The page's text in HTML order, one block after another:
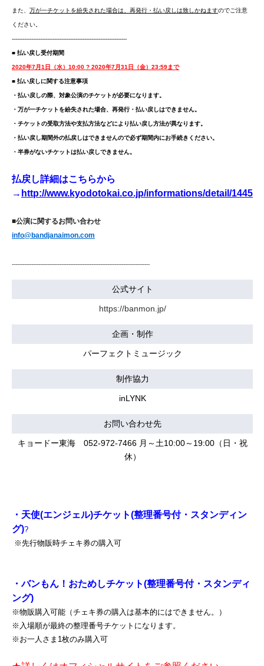
また、 万が一チケットを紛失された場合は、再発行・払い戻しは致しかねますのでご注意
ください。
-----------------------------------------------------------------
■ 払い戻し受付期間
2020年7月1日（水）10:00 ? 2020年7月31日（金）23:59まで
■ 払い戻しに関する注意事項
・払い戻しの際、対象公演のチケットが必要になります。
・万が一チケットを紛失された場合、再発行・払い戻しはできません。
・チケットの受取方法や支払方法などにより払い戻し方法が異なります。
・払い戻し期間外の払戻しはできませんので必ず期間内にお手続きください。
・半券がないチケットは払い戻しできません。
払戻し詳細はこちらから
→ http://www.kyodotokai.co.jp/informations/detail/1445
■公演に関するお問い合わせ
info@bandjanaimon.com
------------------------------------------------------------------------------
公式サイト
https://banmon.jp/
企画・制作
パーフェクトミュージック
制作協力
inLYNK
お問い合わせ先
キョードー東海 052-972-7466 月～土10:00～19:00（日・祝
休）
・天使(エンジェル)チケット(整理番号付・スタンディン
グ)?
※先行物販時チェキ券の購入可
・バンもん！おためしチケット(整理番号付・スタンディ
ング)
※物販購入可能（チェキ券の購入は基本的にはできません。）
※入場順が最終の整理番号チケットになります。
※お一人さま1枚のみ購入可